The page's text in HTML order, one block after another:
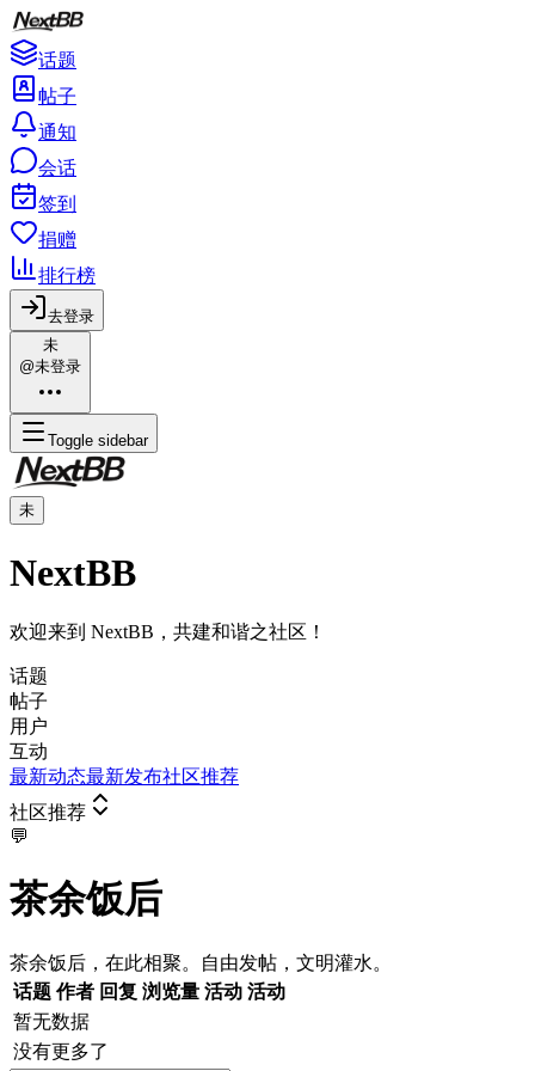
话题
帖子
通知
会话
签到
捐赠
排行榜
去登录
未
@未登录
Toggle sidebar
未
NextBB
欢迎来到 NextBB，共建和谐之社区！
话题
帖子
用户
互动
最新动态最新发布社区推荐
社区推荐
💬
茶余饭后
茶余饭后，在此相聚。自由发帖，文明灌水。
话题 作者 回复 浏览量 活动 活动
暂无数据
没有更多了